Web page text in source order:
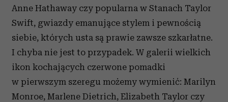
Anne Hathaway czy popularna w Stanach Taylor
Swift, gwiazdy emanujące stylem i pewnością
siebie, których usta są prawie zawsze szkarłatne.
I chyba nie jest to przypadek. W galerii wielkich
ikon kochających czerwone pomadki
w pierwszym szeregu możemy wymienić: Marilyn
Monroe, Marlene Dietrich, Elizabeth Taylor czy